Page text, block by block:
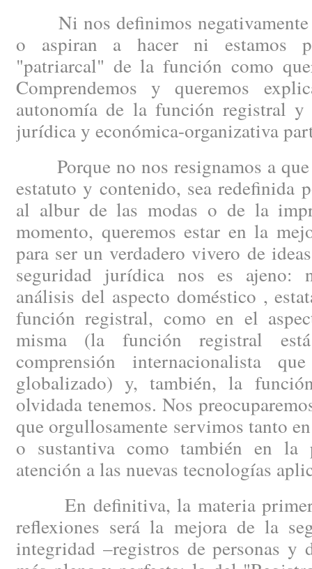
Ni nos definimos negativamente
o aspiran a hacer ni estamos
"patriarcal" de la función como
Comprendemos y queremos
autonomía de la función registral y
jurídica y económica-organizativa
Porque no nos resignamos a
estatuto y contenido, sea redefinida
al albur de las modas o de la
momento, queremos estar en la
para ser un verdadero vivero de
seguridad jurídica nos es ajeno:
análisis del aspecto doméstico ,
función registral, como en el
misma (la función registral
comprensión internacionalista
globalizado) y, también, la
olvidada tenemos. Nos
que orgullosamente servimos tanto
o sustantiva como también en la
atención a las nuevas tecnologías
En definitiva, la materia
reflexiones será la mejora de la
integridad –registros de personas y